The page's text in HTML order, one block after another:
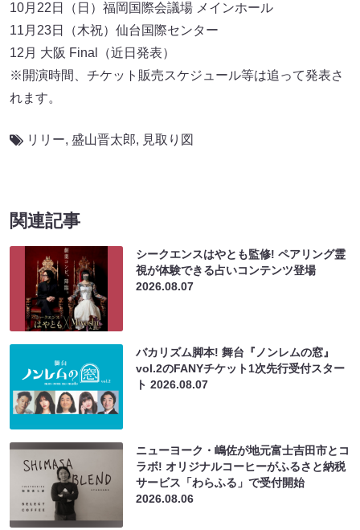
10月22日（日）福岡国際会議場 メインホール
11月23日（木祝）仙台国際センター
12月 大阪 Final（近日発表）
※開演時間、チケット販売スケジュール等は追って発表さ
れます。
リリー, 盛山晋太郎, 見取り図
関連記事
シークエンスはやとも監修! ペアリング霊
視が体験できる占いコンテンツ登場
2026.08.07
バカリズム脚本! 舞台『ノンレムの窓』
vol.2のFANYチケット1次先行受付スター
ト2026.08.07
ニューヨーク・嶋佐が地元富士吉田市とコ
ラボ! オリジナルコーヒーがふるさと納税
サービス「わらふる」で受付開始
2026.08.06